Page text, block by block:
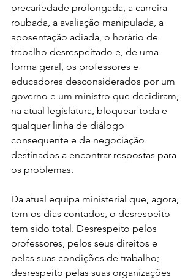
precariedade prolongada, a carreira
roubada, a avaliação manipulada, a
aposentação adiada, o horário de
trabalho desrespeitado e, de uma
forma geral, os professores e
educadores desconsiderados por um
governo e um ministro que decidiram,
na atual legislatura, bloquear toda e
qualquer linha de diálogo
consequente e de negociação
destinados a encontrar respostas para
os problemas.
Da atual equipa ministerial que, agora,
tem os dias contados, o desrespeito
tem sido total. Desrespeito pelos
professores, pelos seus direitos e
pelas suas condições de trabalho;
desrespeito pelas suas organizações